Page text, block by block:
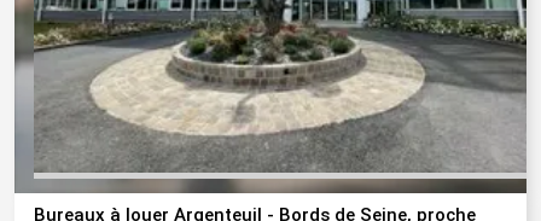
Bureaux à louer Argenteuil - Bords de Seine, proche